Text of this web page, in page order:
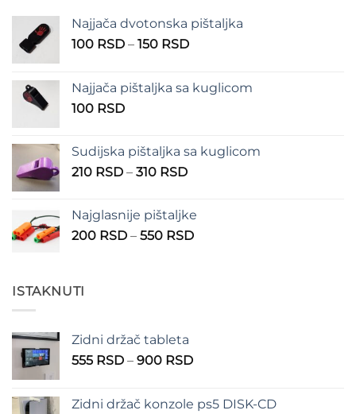
Najjača dvotonska pištaljka
100 RSD – 150 RSDRaspon
100 RSD
Najjača pištaljka sa kuglicom
100 RSD
Sudijska pištaljka sa kuglicom
210 RSD – 310 RSDRaspon
210 RSD
do
Najglasnije pištaljke
200 RSD – 550 RSDRaspon
ISTAKNUTI
Zidni držač tableta
555 RSD – 900 RSDRaspon
555 RSD
Zidni držač konzole ps5 DISK-CD